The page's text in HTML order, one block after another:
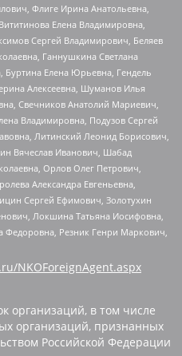
Флиге Ирина Анатольевна,
Елена Владимировна,
Сергей Владимирович, Беляев
Ганнушкина Светлана
Буртина Елена Юрьевна, Гендель
Алексеевна, Шуманов Илья
Свечников Анатолий Мариевич,
Владимировна, Подузов Сергей
Литинский Леонид Борисович,
Вячеслав Иванович, Шабад
Орлов Олег Петрович,
Александра Евгеньевна,
Сергей Ефимович, Золотухин
Локшина Татьяна Иосифовна,
Резник Генри Маркович,
NKOForeignAgent.aspx
организаций, в том числе
организаций, признанных
Российской Федерации